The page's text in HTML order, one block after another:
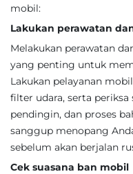
mobil:
Lakukan perawatan
Melakukan perawatan
yang penting untuk
Lakukan pelayanan
filter udara, serta
pendingin, dan proses
sanggup menopang
sebelum akan berjalan
Cek suasana ban mobil